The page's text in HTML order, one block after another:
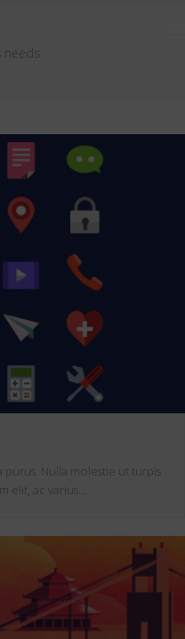
needs
Nulla molestie ut turpis
elit, ac varius…